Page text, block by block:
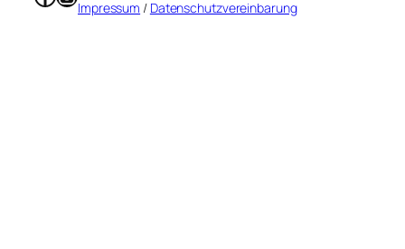
Impressum / Datenschutzvereinbarung